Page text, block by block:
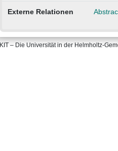
Externe Relationen
KIT – Die Universität in der Helmholtz-